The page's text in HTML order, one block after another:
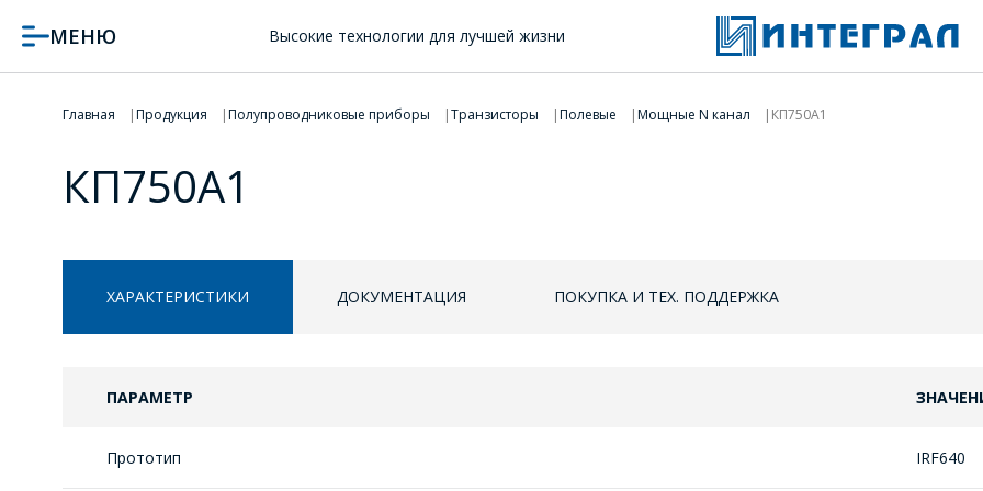
МЕНЮ Высокие технологии для лучшей жизни
Главная Продукция Полупроводниковые приборы Транзисторы Полевые Мощные N канал КП750А1
КП750А1
ХАРАКТЕРИСТИКИ ДОКУМЕНТАЦИЯ ПОКУПКА И ТЕХ. ПОДДЕРЖКА
ПАРАМЕТР
Прототип IRF640